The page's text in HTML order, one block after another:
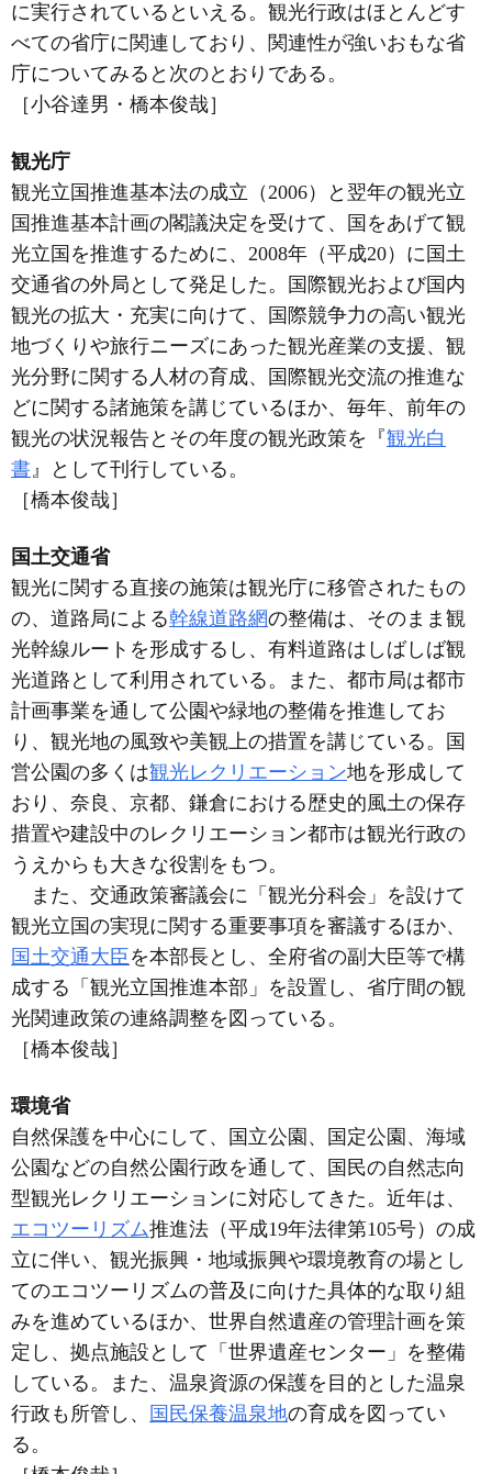
に実行されているといえる。観光行政はほとんどす
べての省庁に関連しており、関連性が強いおもな省
庁についてみると次のとおりである。
［小谷達男・橋本俊哉］
観光庁
観光立国推進基本法の成立（2006）と翌年の観光立
国推進基本計画の閣議決定を受けて、国をあげて観
光立国を推進するために、2008年（平成20）に国土
交通省の外局として発足した。国際観光および国内
観光の拡大・充実に向けて、国際競争力の高い観光
地づくりや旅行ニーズにあった観光産業の支援、観
光分野に関する人材の育成、国際観光交流の推進な
どに関する諸施策を講じているほか、毎年、前年の
観光の状況報告とその年度の観光政策を『観光白
書』として刊行している。
［橋本俊哉］
国土交通省
観光に関する直接の施策は観光庁に移管されたもの
の、道路局による幹線道路網の整備は、そのまま観
光幹線ルートを形成するし、有料道路はしばしば観
光道路として利用されている。また、都市局は都市
計画事業を通して公園や緑地の整備を推進してお
り、観光地の風致や美観上の措置を講じている。国
営公園の多くは観光レクリエーション地を形成して
おり、奈良、京都、鎌倉における歴史的風土の保存
措置や建設中のレクリエーション都市は観光行政の
うえからも大きな役割をもつ。
また、交通政策審議会に「観光分科会」を設けて
観光立国の実現に関する重要事項を審議するほか、
国土交通大臣 を本部長とし、全府省の副大臣等で構
成する「観光立国推進本部」を設置し、省庁間の観
光関連政策の連絡調整を図っている。
［橋本俊哉］
環境省
自然保護を中心にして、国立公園、国定公園、海域
公園などの自然公園行政を通して、国民の自然志向
型観光レクリエーションに対応してきた。近年は、
エコツーリズム推進法（平成19年法律第105号）の成
立に伴い、観光振興・地域振興や環境教育の場とし
てのエコツーリズムの普及に向けた具体的な取り組
みを進めているほか、世界自然遺産の管理計画を策
定し、拠点施設として「世界遺産センター」を整備
している。また、温泉資源の保護を目的とした温泉
行政も所管し、
国民保養温泉地の育成を図ってい
る。